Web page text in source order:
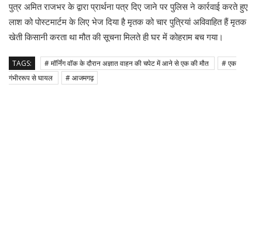
पुत्र अमित राजभर के द्वारा प्रार्थना पत्र दिए जाने पर पुलिस ने कार्रवाई करते हुए
लाश को पोस्टमार्टम के लिए भेज दिया है मृतक को चार पुत्रियां अविवाहित हैं मृतक
खेती किसानी करता था मौत की सूचना मिलते ही घर में कोहराम बच गया।
TAGS: # मॉर्निंग वॉक के दौरान अज्ञात वाहन की चपेट में आने से एक की मौत
# एक
गंभीररूप से घायल
# आजमगढ़